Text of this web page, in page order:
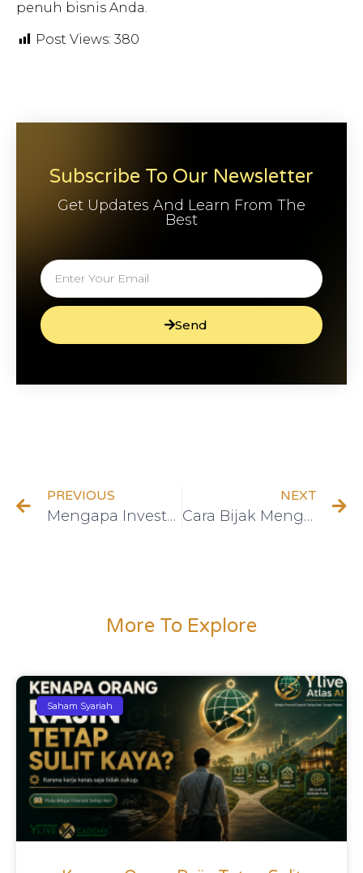
penuh bisnis Anda.
Post Views: 380
Subscribe To Our Newsletter
Get Updates And Learn From The
Best
Send
PREVIOUS
Mengapa Investasi Itu Penting?
NEXT
Cara Bijak Menggunakan Kartu Kredit Tanpa Terjebak Hutang
More To Explore
Saham Syariah